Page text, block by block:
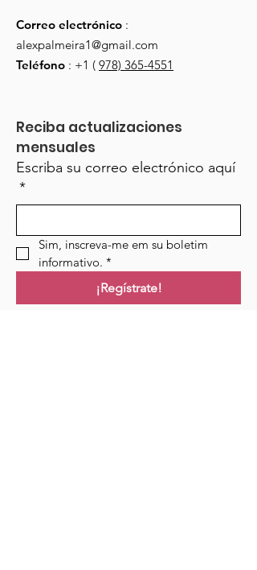
Correo electrónico :
alexpalmeira1@gmail.com
Teléfono : +1 ( 978) 365-4551
Reciba actualizaciones
mensuales
Escriba su correo electrónico aquí
*
Sim, inscreva-me em su boletim
informativo. *
¡Regístrate!